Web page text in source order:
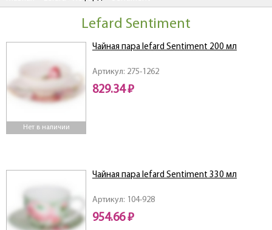
Lefard Sentiment
Нет в наличии
Артикул: 275-1262
Чайная пара lefard Sentiment 200 мл
829.34 ₽
Артикул: 104-928
Чайная пара lefard Sentiment 330 мл
954.66 ₽